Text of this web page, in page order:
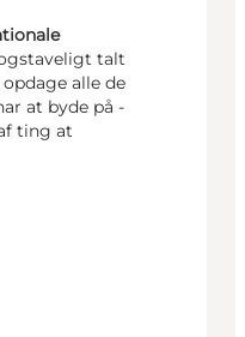
talt
alle de
at byde på -
ting at